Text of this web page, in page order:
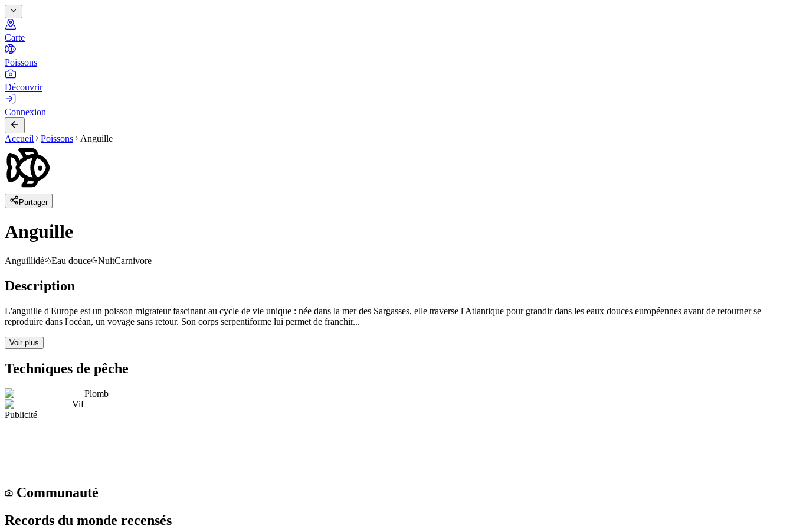
Carte
Poissons
Découvrir
Connexion
Accueil Poissons Anguille
Partager
Anguille
Anguillidé Eau douce NuitCarnivore
Description
L'anguille d'Europe est un poisson migrateur fascinant au cycle de vie unique : née dans la mer des Sargasses, elle traverse l'Atlantique pour grandir dans les eaux douces européennes avant de retourner se
reproduire dans l'océan, un voyage sans retour. Son corps serpentiforme lui permet de franchir...
Voir plus
Techniques de pêche
Plomb
Vif
Publicité
Communauté
Records du monde recensés